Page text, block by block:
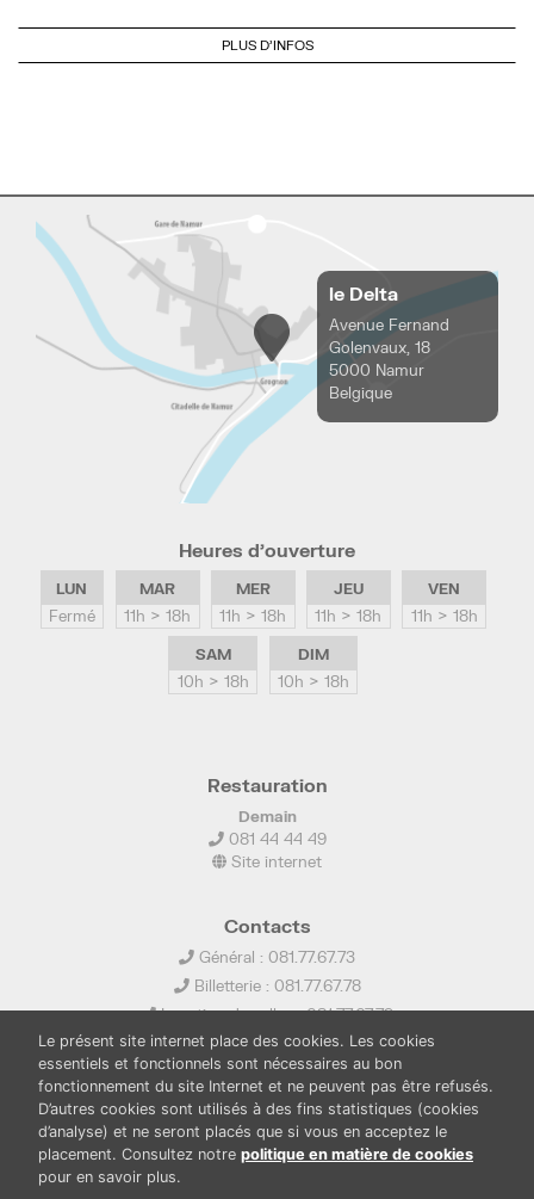
PLUS D'INFOS
le Delta
Avenue Fernand
Golenvaux, 18
5000 Namur
Belgique
Heures d’ouverture
LUN
Fermé
MAR
11h > 18h
MER
11h > 18h
JEU
11h > 18h
VEN
11h > 18h
SAM
10h > 18h
DIM
10h > 18h
Restauration
Demain
081 44 44 49
Site internet
Contacts
Général : 081.77.67.73
Billetterie : 081.77.67.78
Location de salles : 081.77.67.79
info@ledelta.be
Le présent site internet place des cookies. Les cookies
essentiels et fonctionnels sont nécessaires au bon
fonctionnement du site Internet et ne peuvent pas être refusés.
D’autres cookies sont utilisés à des fins statistiques (cookies
d’analyse) et ne seront placés que si vous en acceptez le
placement. Consultez notre politique en matière de cookies
pour en savoir plus.